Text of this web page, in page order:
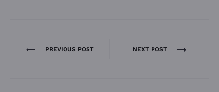
NavigationPREVIOUS POST NEXT POST